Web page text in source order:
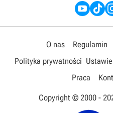
O nas Regulamin
Polityka prywatności
Praca
Copyright © 2000 -